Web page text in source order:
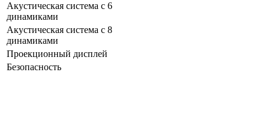
Акустическая система с 6
динамиками
Акустическая система с 8
динамиками
Проекционный дисплей
Безопасность